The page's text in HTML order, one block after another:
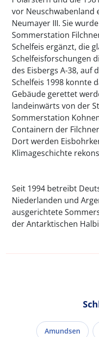
vor Neuschwabenland
Neumayer III. Sie
Sommerstation
Schelfeis ergänzt, die
Schelfeisforschungen
des Eisbergs A-38, auf
Schelfeis 1998 konnte
Gebäude gerettet
landeinwärts von der
Sommerstation
Containern der
Dort werden
Klimageschichte
Seit 1994 betreibt
Niederlanden und
ausgerichtete
der Antarktischen
Amundsen